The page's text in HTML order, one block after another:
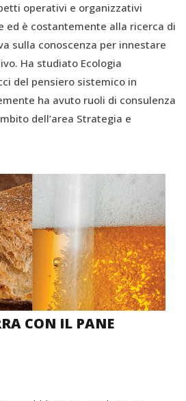
operativi e organizzativi
ed è costantemente alla ricerca di
sulla conoscenza per innestare
Ha studiato Ecologia
del pensiero sistemico in
ha avuto ruoli di consulenza
dell’area Strategia e
CON IL PANE